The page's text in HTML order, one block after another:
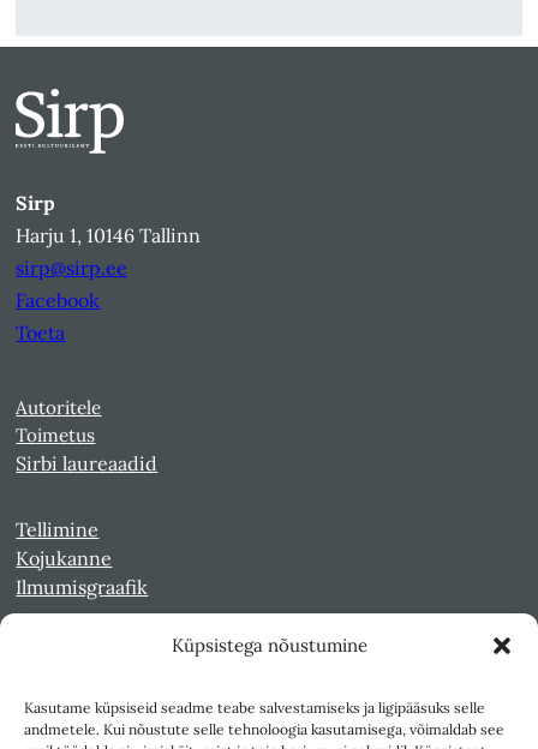
Küpsistega nõustumine
Kasutame küpsiseid seadme teabe salvestamiseks ja ligipääsuks selle
andmetele. Kui nõustute selle tehnoloogia kasutamisega, võimaldab see
Sirp
Harju 1, 10146 Tallinn
sirp@sirp.ee
Facebook
Toeta
Autoritele
Toimetus
Sirbi laureaadid
Tellimine
Kojukanne
Ilmumisgraafik
Kultuurileht 1994-1997
Reede 1989-1990